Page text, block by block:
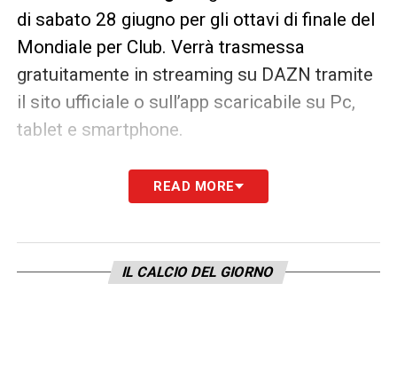
di sabato 28 giugno per gli ottavi di finale del
Mondiale per Club. Verrà trasmessa
gratuitamente in streaming su DAZN tramite
il sito ufficiale o sull’app scaricabile su Pc,
tablet e smartphone.
LA PLAYLIST DELLE NOSTRE TOP NEWS
READ MORE
IL CALCIO DEL GIORNO